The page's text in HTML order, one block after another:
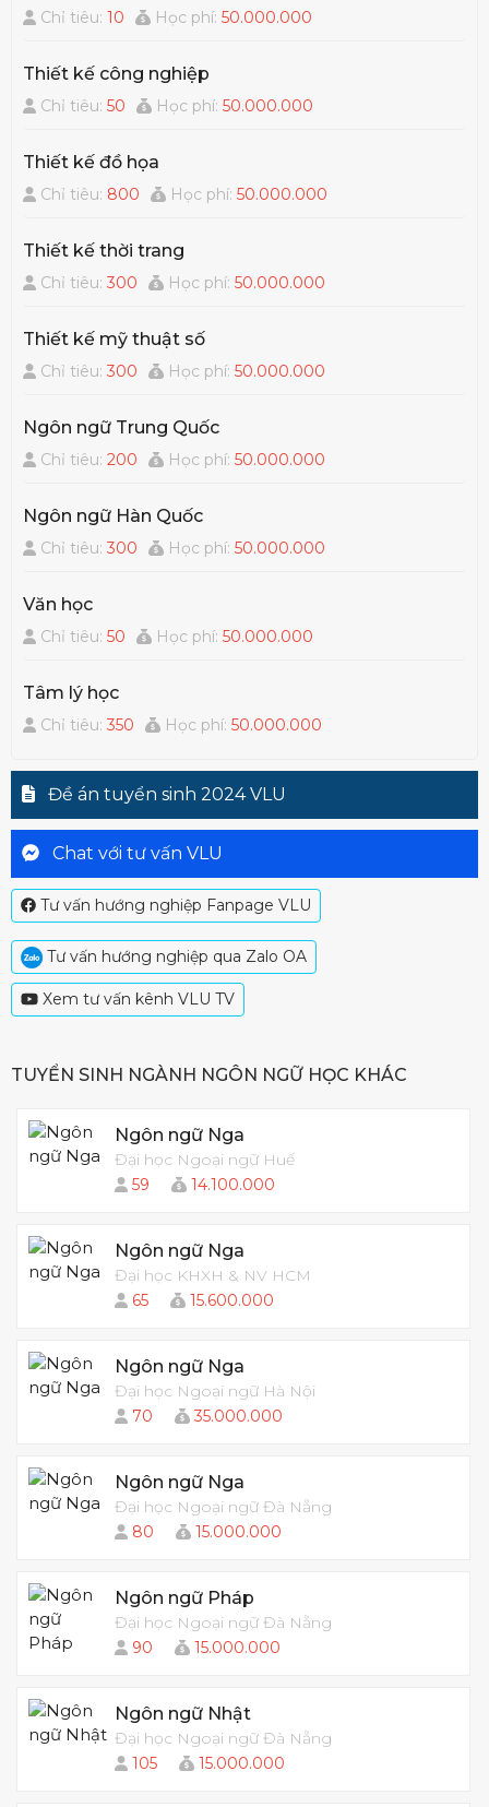
Chỉ tiêu:10 Học phí:50.000.000
Thiết kế công nghiệp
Chỉ tiêu:50 Học phí:50.000.000
Thiết kế đồ họa
Chỉ tiêu: 800 Học phí:50.000.000
Thiết kế thời trang
Chỉ tiêu:300 Học phí:50.000.000
Thiết kế mỹ thuật số
Chỉ tiêu:300 Học phí:50.000.000
Ngôn ngữ Trung Quốc
Chỉ tiêu:200 Học phí:50.000.000
Ngôn ngữ Hàn Quốc
Chỉ tiêu:300 Học phí:50.000.000
Văn học
Chỉ tiêu:50 Học phí:50.000.000
Tâm lý học
Chỉ tiêu:350 Học phí:50.000.000
Đề án tuyển sinh 2024 VLU
Chat với tư vấn VLU
Tư vấn hướng nghiệp Fanpage VLU
Tư vấn hướng nghiệp qua Zalo OA
Xem tư vấn kênh VLU TV
TUYỂN SINH NGÀNH NGÔN NGỮ HỌC KHÁC
Ngôn ngữ Nga
Đại học Ngoại ngữ Huế
59
14.100.000
Ngôn ngữ Nga
Đại học KHXH & NV HCM
65
15.600.000
Ngôn ngữ Nga
Đại học Ngoại ngữ Hà Nội
70
35.000.000
Ngôn ngữ Nga
Đại học Ngoại ngữ Đà Nẵng
80
15.000.000
Ngôn ngữ Pháp
Đại học Ngoại ngữ Đà Nẵng
90
15.000.000
Ngôn ngữ Nhật
Đại học Ngoại ngữ Đà Nẵng
105
15.000.000